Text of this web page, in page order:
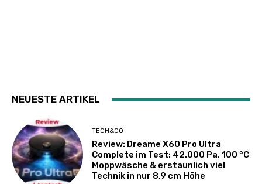
NEUESTE ARTIKEL
TECH&CO
Review: Dreame X60 Pro Ultra
Complete im Test: 42.000 Pa, 100 °C
Moppwäsche & erstaunlich viel
Technik in nur 8,9 cm Höhe